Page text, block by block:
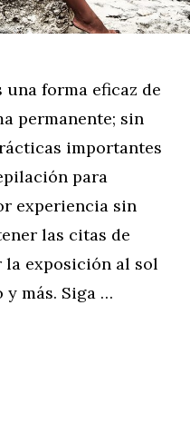
forma eficaz de
permanente; sin
importantes
para
experiencia sin
las citas de
exposición al sol
más. Siga …